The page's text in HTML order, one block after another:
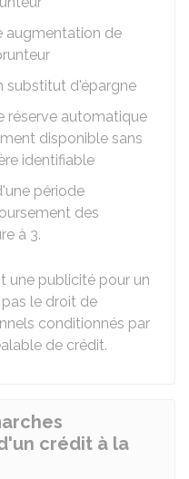
augmentation de
substitut d'épargne
réserve automatique
disponible sans
identifiable
période
des
à 3.
une publicité pour un
le droit de
conditionnés par
de crédit.
crédit à la